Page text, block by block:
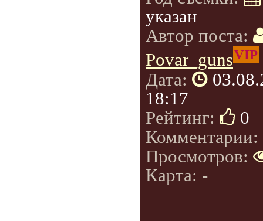
указан
Автор поста:
Povar_gunsVIP
Дата:
18:17
Рейтинг:
0
Комментарии:
Просмотров:
Карта: -